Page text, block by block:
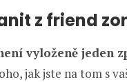
z friend
vyloženě jeden
jak jste na tom s